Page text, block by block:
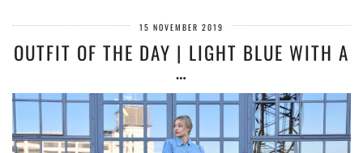
15 NOVEMBER 2019
OUTFIT OF THE DAY | LIGHT BLUE WITH A
…